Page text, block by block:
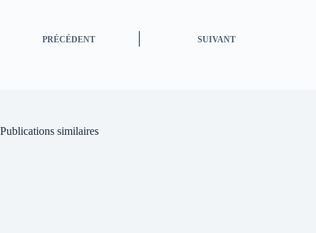
PRÉCÉDENT SUIVANT
Publications similaires